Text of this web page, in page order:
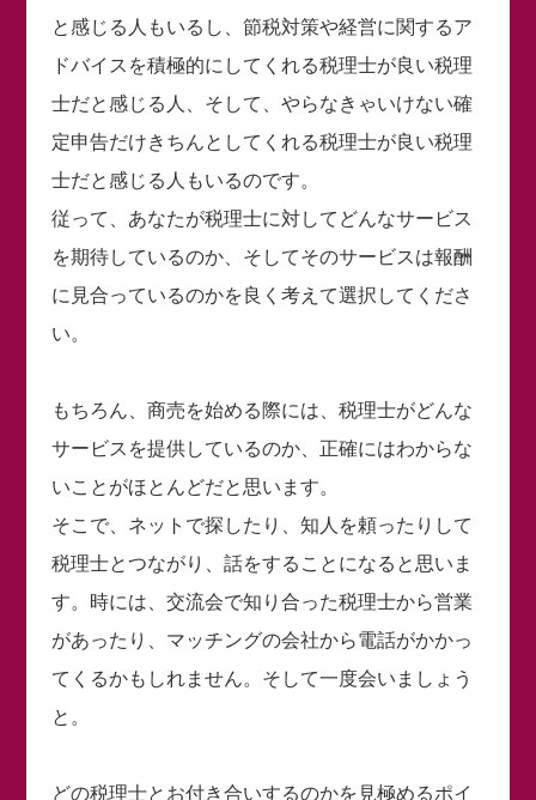
と感じる人もいるし、節税対策や経営に関するア
ドバイスを積極的にしてくれる税理士が良い税理
士だと感じる人、そして、やらなきゃいけない確
定申告だけきちんとしてくれる税理士が良い税理
士だと感じる人もいるのです。
従って、あなたが税理士に対してどんなサービス
を期待しているのか、そしてそのサービスは報酬
に見合っているのかを良く考えて選択してくださ
い。
もちろん、商売を始める際には、税理士がどんな
サービスを提供しているのか、正確にはわからな
いことがほとんどだと思います。
そこで、ネットで探したり、知人を頼ったりして
税理士とつながり、話をすることになると思いま
す。時には、交流会で知り合った税理士から営業
があったり、マッチングの会社から電話がかかっ
てくるかもしれません。そして一度会いましょう
と。
どの税理士とお付き合いするのかを見極めるポイ